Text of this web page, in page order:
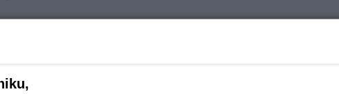
Skrzetuski o mało nie trafił na szafot za udział w